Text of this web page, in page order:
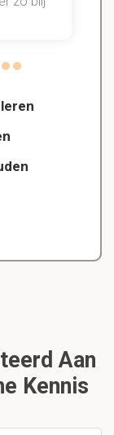
Aan
Kennis